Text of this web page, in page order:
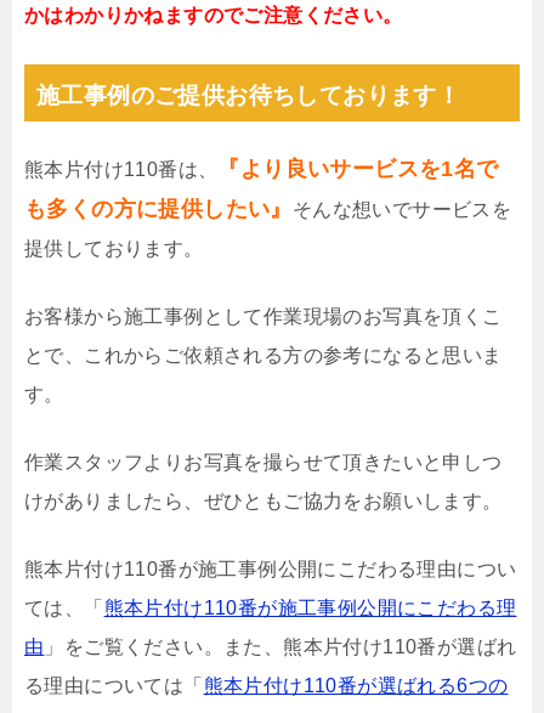
かはわかりかねますのでご注意ください。
施工事例のご提供お待ちしております！
熊本片付け110番は、
『より良いサービスを1名で
も多くの方に提供したい』
そんな想いでサービスを
提供しております。
お客様から施工事例として作業現場のお写真を頂くこ
とで、これからご依頼される方の参考になると思いま
す。
作業スタッフよりお写真を撮らせて頂きたいと申しつ
けがありましたら、ぜひともご協力をお願いします。
熊本片付け110番が施工事例公開にこだわる理由につい
ては、「 熊本片付け110番が施工事例公開にこだわる理
由 」をご覧ください。また、熊本片付け110番が選ばれ
る理由については「 熊本片付け110番が選ばれる6つの